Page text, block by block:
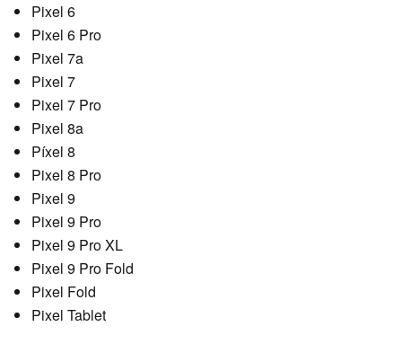
Pixel 6
Pixel 6 Pro
Pixel 7a
Pixel 7
Pixel 7 Pro
Pixel 8a
Píxel 8
Pixel 8 Pro
Pixel 9
Pixel 9 Pro
Pixel 9 Pro XL
Pixel 9 Pro Fold
Pixel Fold
Pixel Tablet